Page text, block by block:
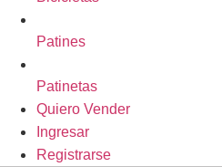
Patines
Patinetas
Quiero Vender
Ingresar
Registrarse